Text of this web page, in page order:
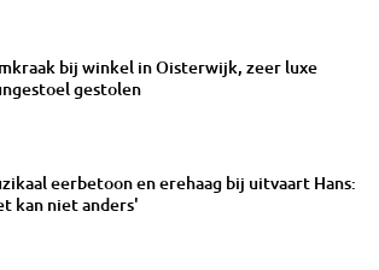
bij winkel in Oisterwijk, zeer luxe
gestolen
eerbetoon en erehaag bij uitvaart Hans:
kan niet anders'